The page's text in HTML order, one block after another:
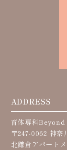
ADDRESS
育体専科Beyond
〒247-0062 神奈
北鎌倉アパート